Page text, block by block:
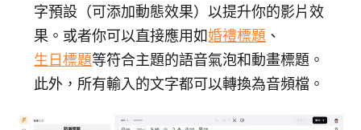
字預設（可添加動態效果）以提升你的影片效
果。或者你可以直接應用如婚禮標題 、
生日標題等符合主題的語音氣泡和動畫標題。
此外，所有輸入的文字都可以轉換為音頻檔。